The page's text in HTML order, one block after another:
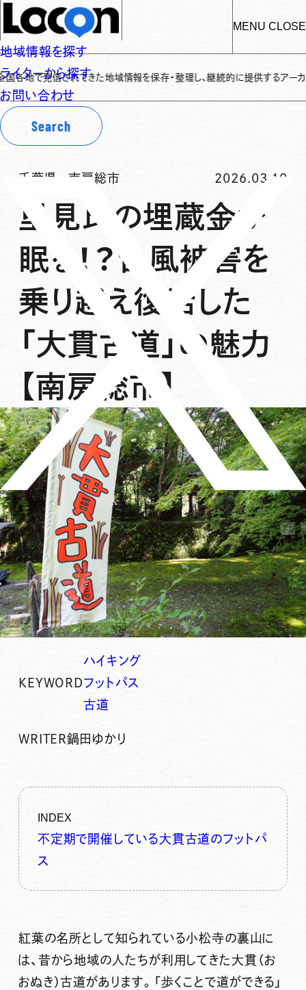
MENU CLOSE
地域情報を探す
ライターから探す
お問い合わせ
Search
信されてきた地域情報を保存・整理し、継続的に提供するアーカイブサイト
千葉県 -南房総市 2026.03.19
里見氏の埋蔵金が
眠る！？台風被害を
乗り越え復活した
「大貫古道」の魅力
【南房総市】
KEYWORD
ハイキング
フットパス
古道
WRITER鍋田ゆかり
INDEX
不定期で開催している大貫古道のフットパ
ス
紅葉の名所として知られている小松寺の裏山に
は、昔から地域の人たちが利用してきた大貫（お
おぬき）古道があります。「歩くことで道ができる」